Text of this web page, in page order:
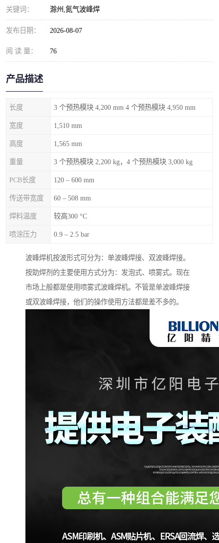
关键词： 滁州,氮气波峰焊
发布日期： 2026-08-07
阅 读 量： 76
产品描述
长度 3 个预热模块 4,200 mm 4 个预热模块 4,950 mm
宽度 1,510 mm
高度 1,565 mm
重量 3 个预热模块 2,200 kg，4 个预热模块 3,000 kg
PCB长度 120 – 600 mm
传送带宽度 60 – 508 mm
焊料温度 较高300 °C
喷涂压力 0.9 – 2.5 bar
波峰焊机按波形式可分为：单波峰焊接、双波峰焊接。
按助焊剂的主要使用方式分为：发泡式、喷雾式。现在
市场上般都是使用喷雾式波峰焊机。不管是单波峰焊接
或双波峰焊接，他们的操作使用方法都是差不多的。